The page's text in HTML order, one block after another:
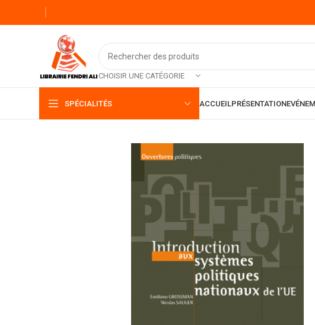
CHOISIR UNE CATÉGORIE
SPÉCIALITÉS ACCUEILPRÉSENTATION